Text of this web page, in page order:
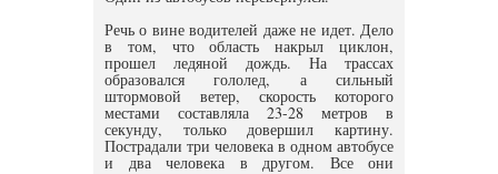
Речь о вине водителей даже не идет. Дело
в том, что область накрыл циклон,
прошел ледяной дождь. На трассах
образовался гололед, а сильный
штормовой ветер, скорость которого
местами составляла 23-28 метров в
секунду, только довершил картину.
Пострадали три человека в одном автобусе
и два человека в другом. Все они